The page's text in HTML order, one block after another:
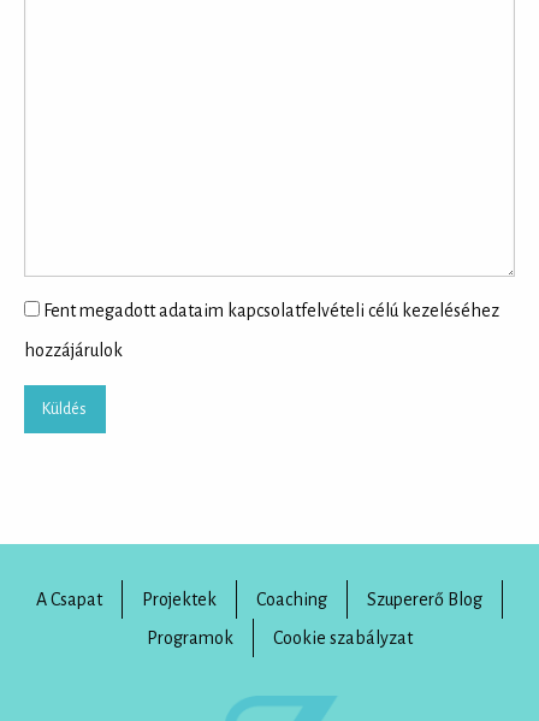
Fent megadott adataim kapcsolatfelvételi célú kezeléséhez
hozzájárulok
A Csapat Projektek Coaching
Szupererő Blog
Programok
Cookie szabályzat